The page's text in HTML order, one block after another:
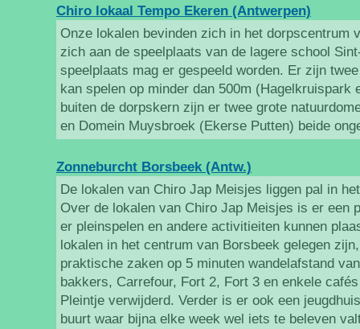
Chiro lokaal Tempo Ekeren (Antwerpen)
Onze lokalen bevinden zich in het dorpscentrum
zich aan de speelplaats van de lagere school
speelplaats mag er gespeeld worden. Er zijn
kan spelen op minder dan 500m (Hagelkruispark
buiten de dorpskern zijn er twee grote
en Domein Muysbroek (Ekerse Putten) beide
Zonneburcht Borsbeek (Antw.)
De lokalen van Chiro Jap Meisjes liggen pal in
Over de lokalen van Chiro Jap Meisjes is er een
er pleinspelen en andere activitieiten kunnen
lokalen in het centrum van Borsbeek gelegen
praktische zaken op 5 minuten wandelafstand
bakkers, Carrefour, Fort 2, Fort 3 en enkele cafés
Pleintje verwijderd. Verder is er ook een
buurt waar bijna elke week wel iets te beleven